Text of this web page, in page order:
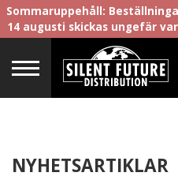
Sommaruppehåll:
14 augusti skickas ungefär
NYHETSARTIKLAR